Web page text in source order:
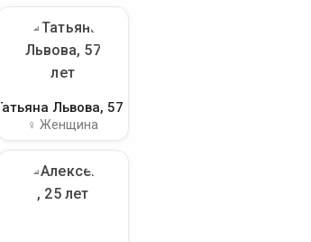
Татьяна Львова, 57
♀ Женщина